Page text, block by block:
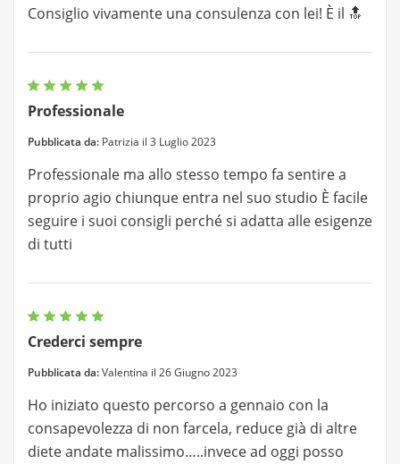
Consiglio vivamente una consulenza con lei! È il 🔝
Professionale
Pubblicata da: Patrizia il 3 Luglio 2023
Professionale ma allo stesso tempo fa sentire a
proprio agio chiunque entra nel suo studio È facile
seguire i suoi consigli perché si adatta alle esigenze
di tutti
Crederci sempre
Pubblicata da:Valentina il 26 Giugno 2023
Ho iniziato questo percorso a gennaio con la
consapevolezza di non farcela, reduce già di altre
diete andate malissimo…..invece ad oggi posso